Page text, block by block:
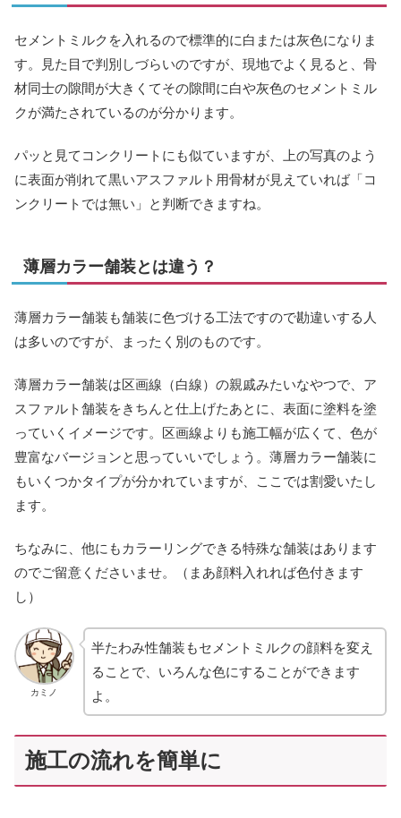
セメントミルクを入れるので標準的に白または灰色になりま
す。見た目で判別しづらいのですが、現地でよく見ると、骨
材同士の隙間が大きくてその隙間に白や灰色のセメントミル
クが満たされているのが分かります。
パッと見てコンクリートにも似ていますが、上の写真のよう
に表面が削れて黒いアスファルト用骨材が見えていれば「コ
ンクリートでは無い」と判断できますね。
薄層カラー舗装とは違う？
薄層カラー舗装も舗装に色づける工法ですので勘違いする人
は多いのですが、まったく別のものです。
薄層カラー舗装は区画線（白線）の親戚みたいなやつで、ア
スファルト舗装をきちんと仕上げたあとに、表面に塗料を塗
っていくイメージです。区画線よりも施工幅が広くて、色が
豊富なバージョンと思っていいでしょう。薄層カラー舗装に
もいくつかタイプが分かれていますが、ここでは割愛いたし
ます。
ちなみに、他にもカラーリングできる特殊な舗装はあります
のでご留意くださいませ。（まあ顔料入れれば色付きます
し）
カミノ
半たわみ性舗装もセメントミルクの顔料を変え
ることで、いろんな色にすることができます
よ。
施工の流れを簡単に